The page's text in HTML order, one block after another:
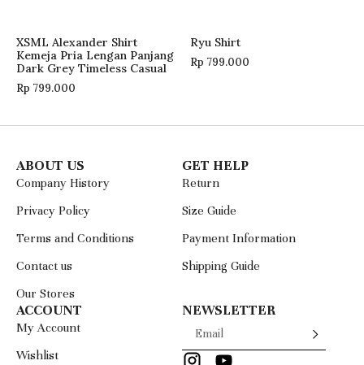
XSML Alexander Shirt
Kemeja Pria Lengan Panjang
Dark Grey Timeless Casual
Rp 799.000
Ryu Shirt
Rp 799.000
ABOUT US
Company History
Privacy Policy
Terms and Conditions
Contact us
Our Stores
GET HELP
Return
Size Guide
Payment Information
Shipping Guide
ACCOUNT
My Account
Wishlist
NEWSLETTER